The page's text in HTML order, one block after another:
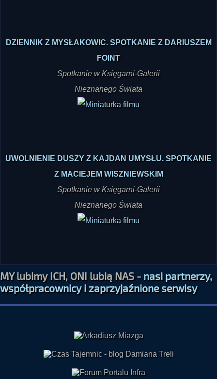
DZIENNIK Z MYSŁAKOWIC. SPOTKANIE Z DARIUSZEM
FOINT
Spotkanie w Księgarni-Galerii
Nieznanego Świata
UWOLNIENIE DUSZY Z KAJDAN UMYSŁU. SPOTKANIE
Z MACIEJEM WISZNIEWSKIM
Spotkanie w Księgarni-Galerii
Nieznanego Świata
MY lubimy ICH, ONI lubią NAS -nasi partnerzy,
współpracownicy i zaprzyjaźnione serwisy